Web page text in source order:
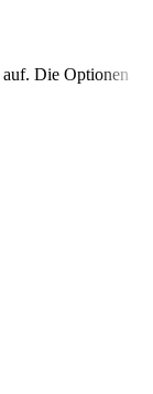
auf. Die Optionen